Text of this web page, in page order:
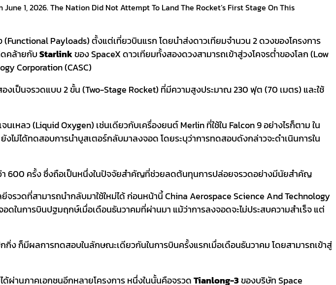
1, 2026. The Nation Did Not Attempt To Land The Rocket’s First Stage On This
(functional Payloads) ตั้งแต่เที่ยวบินแรก โดยนำส่งดาวเทียมจำนวน 2 ดวงของโครงการ
ดคล้ายกับStarlinkของ SpaceX ดาวเทียมทั้งสองดวงสามารถเข้าสู่วงโคจรต่ำของโลก (Low
Corporation (CASC)
งเป็นจรวดแบบ 2 ขั้น (two-Stage Rocket) ที่มีความสูงประมาณ 230 ฟุต (70 เมตร) และใช้
เหลว (liquid Oxygen) เช่นเดียวกับเครื่องยนต์ Merlin ที่ใช้ใน Falcon 9 อย่างไรก็ตาม ใน
ม่ได้ทดสอบการนำบูสเตอร์กลับมาลงจอด โดยระบุว่าการทดสอบดังกล่าวจะดำเนินการใน
า 600 ครั้ง ซึ่งถือเป็นหนึ่งในปัจจัยสำคัญที่ช่วยลดต้นทุนการปล่อยจรวดอย่างมีนัยสำคัญ
จรวดที่สามารถนำกลับมาใช้ใหม่ได้ ก่อนหน้านี้ China Aerospace Science And Technology
ดในการบินปฐมฤกษ์เมื่อเดือนธันวาคมที่ผ่านมา แม้ว่าการลงจอดจะไม่ประสบความสำเร็จ แต่
ง ก็มีผลการทดสอบในลักษณะเดียวกันในการบินครั้งแรกเมื่อเดือนธันวาคม โดยสามารถเข้าสู่
ผ่านภาคเอกชนอีกหลายโครงการ หนึ่งในนั้นคือจรวดTianlong-3ของบริษัท Space